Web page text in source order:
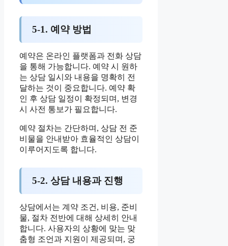
5-1. 예약 방법
예약은 온라인 플랫폼과 전화 상담
을 통해 가능합니다. 예약 시 원하
는 상담 일시와 내용을 명확히 전
달하는 것이 중요합니다. 예약 확
인 후 상담 일정이 확정되며, 변경
시 사전 통보가 필요합니다.
예약 절차는 간단하며, 상담 전 준
비물을 안내받아 효율적인 상담이
이루어지도록 합니다.
5-2. 상담 내용과 진행
상담에서는 계약 조건, 비용, 준비
물, 절차 전반에 대해 상세히 안내
합니다. 사용자의 상황에 맞는 맞
춤형 조언과 지원이 제공되며, 궁